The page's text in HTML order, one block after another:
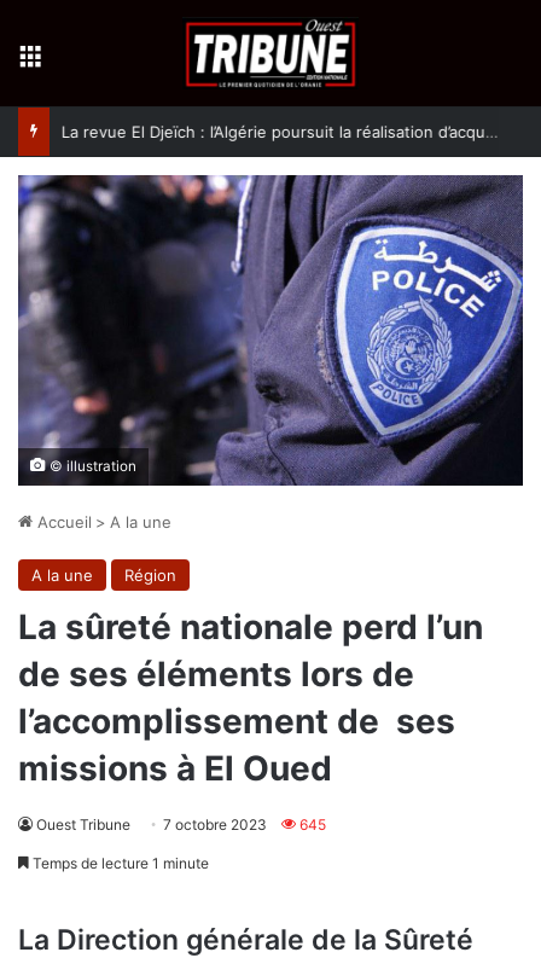
La revue El Djeïch : l’Algérie poursuit la réalisation d’acquis qualitatifs et historiques dans un climat de sécurité et de stabilité
© illustration
Accueil > A la une
A la une Région
La sûreté nationale perd l’un
de ses éléments lors de
l’accomplissement de ses
missions à El Oued
Ouest Tribune 7 octobre 2023 645
Temps de lecture 1 minute
La Direction générale de la Sûreté